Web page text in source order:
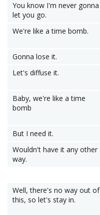
You know I'm never gonna
let you go.
We're like a time bomb.
Gonna lose it.
Let's diffuse it.
Baby, we're like a time
bomb
But I need it.
Wouldn't have it any other
way.
Well, there's no way out of
this, so let's stay in.